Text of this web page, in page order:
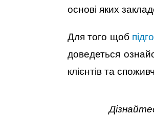
основі яких
Для того щоб
доведеться
клієнтів та